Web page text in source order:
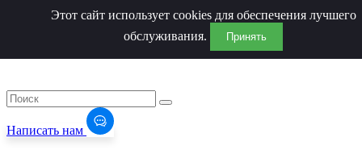
Написать нам
Этот сайт использует cookies для обеспечения лучшего
обслуживания.
Принять